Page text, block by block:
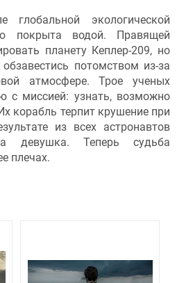
глобальной экологической
покрыта водой. Правящей
планету Кеплер-209, но
потомством из-за
атмосфере. Трое ученых
с миссией: узнать, возможно
корабль терпит крушение при
из всех астронавтов
девушка. Теперь судьба
плечах.